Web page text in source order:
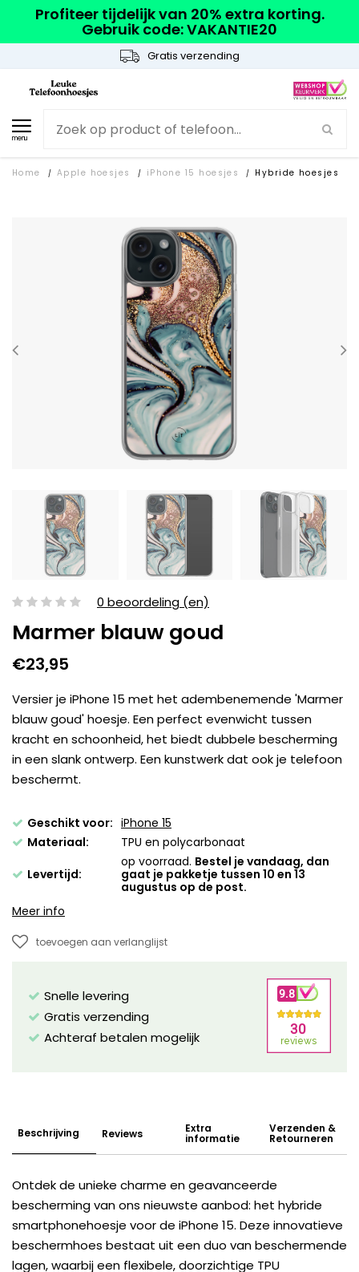
Profiteer tijdelijk van 20% extra korting.
Gebruik code: VAKANTIE20
Gratis verzending
menu
Home / Apple hoesjes / iPhone 15 hoesjes / Hybride hoesjes
0 beoordeling (en)
Marmer blauw goud
€23,95
Versier je iPhone 15 met het adembenemende 'Marmer
blauw goud' hoesje. Een perfect evenwicht tussen
kracht en schoonheid, het biedt dubbele bescherming
in een slank ontwerp. Een kunstwerk dat ook je telefoon
beschermt.
Geschikt voor: iPhone 15
Materiaal:
TPU en polycarbonaat
Levertijd:
op voorraad. Bestel je vandaag, dan
gaat je pakketje tussen 10 en 13
augustus op de post.
Meer info
toevoegen aan verlanglijst
Snelle levering
Gratis verzending
Achteraf betalen mogelijk
Beschrijving Reviews Extra
informatie
Verzenden &
Retourneren
Ontdek de unieke charme en geavanceerde
bescherming van ons nieuwste aanbod: het hybride
smartphonehoesje voor de iPhone 15. Deze innovatieve
beschermhoes bestaat uit een duo van beschermende
lagen, waarbij een flexibele, doorzichtige TPU